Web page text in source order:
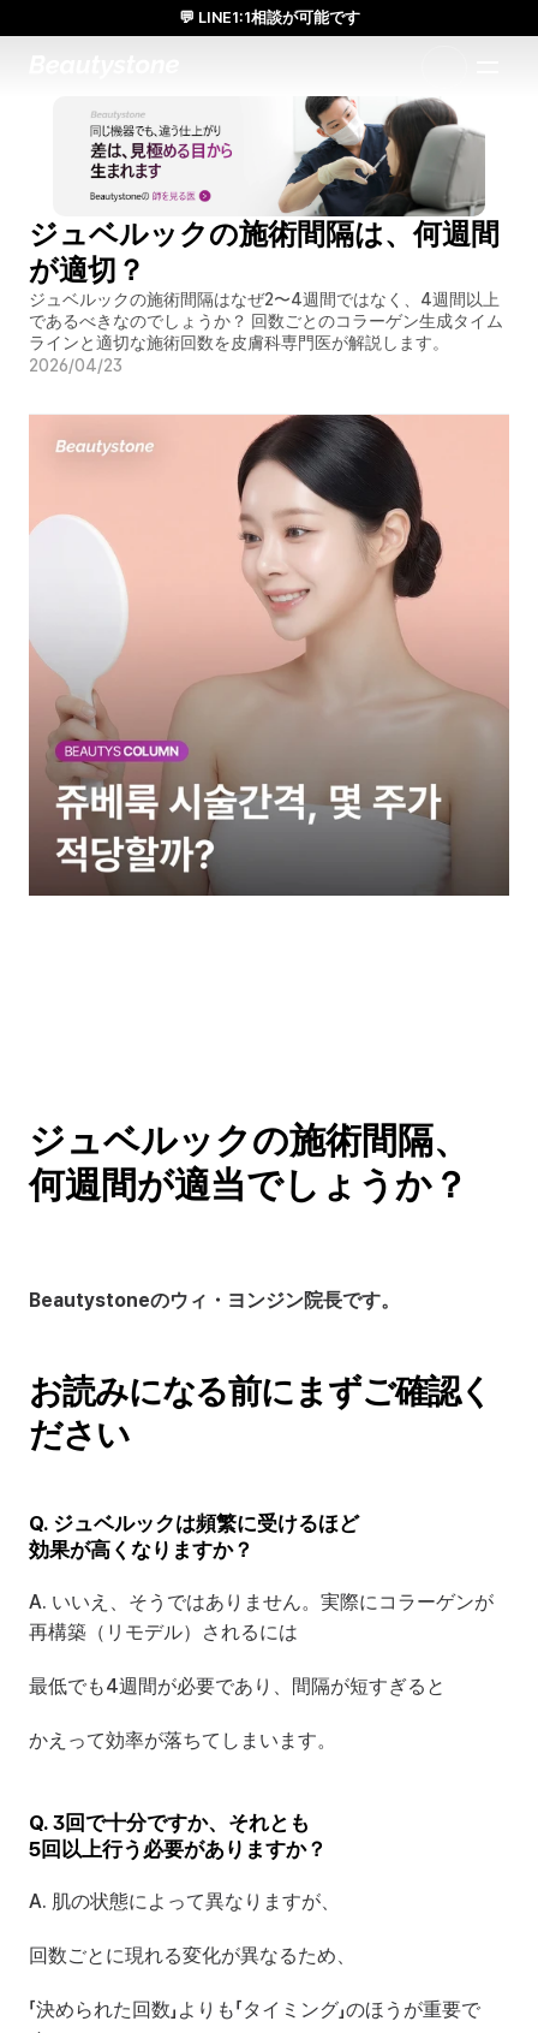
ジュベルックの施術間隔は、何週間
が適切？
ジュベルックの施術間隔はなぜ2〜4週間ではなく、4週間以上
であるべきなのでしょうか？ 回数ごとのコラーゲン生成タイム
ラインと適切な施術回数を皮膚科専門医が解説します。
2026/04/23
ジュベルックの施術間隔、
何週間が適当でしょうか？
Beautystoneのウィ・ヨンジン院長です。
お読みになる前にまずご確認く
ださい
Q. ジュベルックは頻繁に受けるほど
効果が高くなりますか？
A. いいえ、そうではありません。実際にコラーゲンが
再構築（リモデル）されるには
最低でも4週間が必要であり、間隔が短すぎると
かえって効率が落ちてしまいます。
Q. 3回で十分ですか、それとも
5回以上行う必要がありますか？
A. 肌の状態によって異なりますが、
回数ごとに現れる変化が異なるため、
「決められた回数」よりも「タイミング」のほうが重要で
💬 LINE1:1相談が可能です
日本人通訳常駐／お得な体験価格／満足度の高い効果